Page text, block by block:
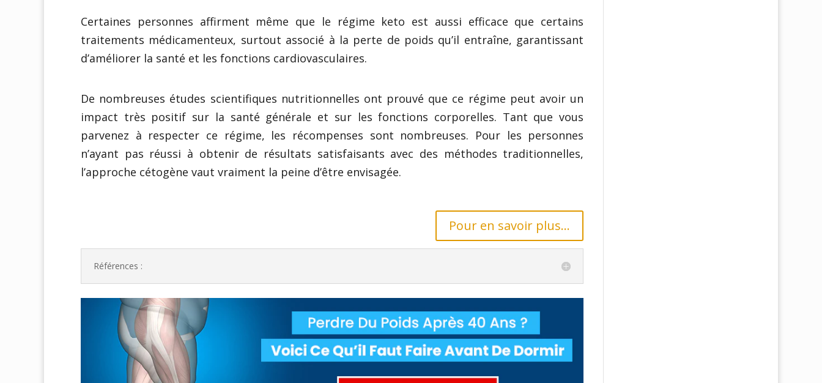
Certaines personnes affirment même que le régime keto est aussi efficace que certains
traitements médicamenteux, surtout associé à la perte de poids qu’il entraîne, garantissant
d’améliorer la santé et les fonctions cardiovasculaires.
De nombreuses études scientifiques nutritionnelles ont prouvé que ce régime peut avoir un
impact très positif sur la santé générale et sur les fonctions corporelles. Tant que vous
parvenez à respecter ce régime, les récompenses sont nombreuses. Pour les personnes
n’ayant pas réussi à obtenir de résultats satisfaisants avec des méthodes traditionnelles,
l’approche cétogène vaut vraiment la peine d’être envisagée.
Pour en savoir plus...
Références :